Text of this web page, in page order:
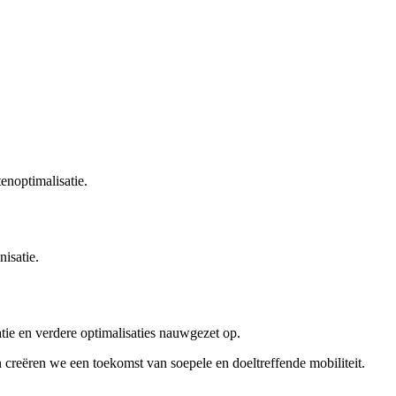
en verdere optimalisaties nauwgezet op.​
we een toekomst van soepele en doeltreffende mobiliteit.